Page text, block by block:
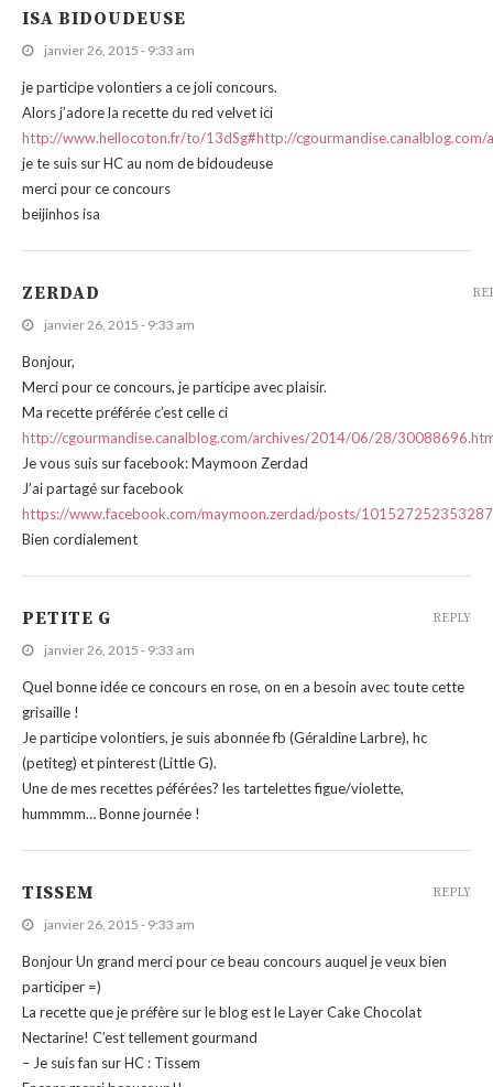
ISA BIDOUDEUSE
janvier 26, 2015 - 9:33 am
je participe volontiers a ce joli concours.
Alors j’adore la recette du red velvet ici
http://www.hellocoton.fr/to/13dSg#http://
je te suis sur HC au nom de bidoudeuse
merci pour ce concours
beijinhos isa
ZERDAD
janvier 26, 2015 - 9:33 am
Bonjour,
Merci pour ce concours, je participe avec plaisir.
Ma recette préférée c’est celle ci
http://cgourmandise.canalblog.com/archives/2014/06/28/
Je vous suis sur facebook: Maymoon Zerdad
J’ai partagé sur facebook
https://www.facebook.com/maymoon.zerdad/posts/
Bien cordialement
PETITE G
janvier 26, 2015 - 9:33 am
Quel bonne idée ce concours en rose, on en a besoin avec toute cette
grisaille !
Je participe volontiers, je suis abonnée fb (Géraldine Larbre), hc
(petiteg) et pinterest (Little G).
Une de mes recettes péférées? les tartelettes figue/violette,
hummmm… Bonne journée !
REPLY
TISSEM
janvier 26, 2015 - 9:33 am
Bonjour Un grand merci pour ce beau concours auquel je veux bien
participer =)
La recette que je préfère sur le blog est le Layer Cake Chocolat
Nectarine! C’est tellement gourmand
– Je suis fan sur HC : Tissem
REPLY